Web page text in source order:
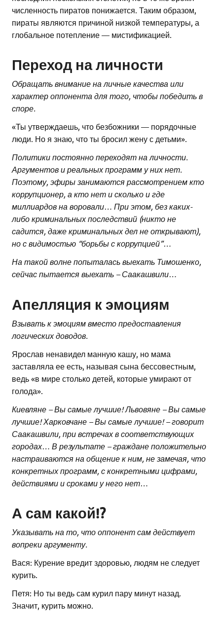
численность пиратов понижается. Таким образом,
пираты являются причиной низкой температуры, а
глобальное потепление — мистификацией.
Переход на личности
Обращать внимание на личные качества или
характер оппонента для того, чтобы победить в
споре.
«Ты утверждаешь, что безбожники — порядочные
люди. Но я знаю, что ты бросил жену с детьми».
Политики постоянно переходят на личности.
Аргументов и реальных программ у них нет.
Поэтому, эфиры занимаются рассмотрением кто
коррупционер, а кто нет и сколько и где
миллиардов на воровали… При этом, без каких-
либо криминальных последствий (никто не
садится, даже криминальных дел не открывают),
но с видимостью “борьбы с коррупцией”…
На такой волне попыталась выехать Тимошенко,
сейчас пытается выехать – Саакашвили…
Апелляция к эмоциям
Взывать к эмоциям вместо предоставления
логических доводов.
Ярослав ненавидел манную кашу, но мама
заставляла ее есть, называя сына бессовестным,
ведь «в мире столько детей, которые умирают от
голода».
Киевляне – Вы самые лучшие! Львовяне – Вы самые
лучшие! Харковчане – Вы самые лучшие! – говорит
Саакашвили, при встречах в соответствующих
городах… В результате – граждане положительно
настраиваются на общение к ним, не замечая, что
конкретных программ, с конкретными цифрами,
действиями и сроками у него нет…
А сам какой!?
Указывать на то, что оппонент сам действует
вопреки аргументу.
Вася: Курение вредит здоровью, людям не следует
курить.
Петя: Но ты ведь сам курил пару минут назад.
Значит, курить можно.